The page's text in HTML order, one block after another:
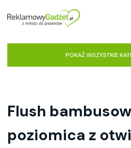
POKAŻ WSZYSTKIE
Flush
poziomica z